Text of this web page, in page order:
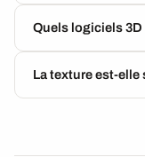
Quels logiciels
La texture est-elle